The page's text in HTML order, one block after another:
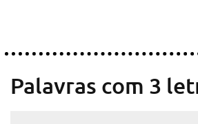
Palavras com 3